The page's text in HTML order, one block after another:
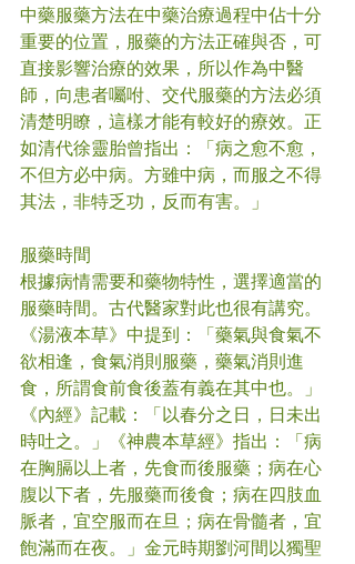
中藥服藥方法在中藥治療過程中佔十分
重要的位置，服藥的方法正確與否，可
直接影響治療的效果，所以作為中醫
師，向患者囑咐、交代服藥的方法必須
清楚明瞭，這樣才能有較好的療效。正
如清代徐靈胎曾指出：「病之愈不愈，
不但方必中病。方雖中病，而服之不得
其法，非特乏功，反而有害。」
服藥時間
根據病情需要和藥物特性，選擇適當的
服藥時間。古代醫家對此也很有講究。
《湯液本草》中提到：「藥氣與食氣不
欲相逢，食氣消則服藥，藥氣消則進
食，所謂食前食後蓋有義在其中也。」
《內經》記載：「以春分之日，日未出
時吐之。」《神農本草經》指出：「病
在胸膈以上者，先食而後服藥；病在心
腹以下者，先服藥而後食；病在四肢血
脈者，宜空服而在旦；病在骨髓者，宜
飽滿而在夜。」金元時期劉河間以獨聖